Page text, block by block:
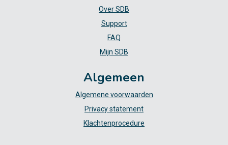
Over SDB
Support
FAQ
Mijn SDB
Algemeen
Algemene voorwaarden
Privacy statement
Klachtenprocedure